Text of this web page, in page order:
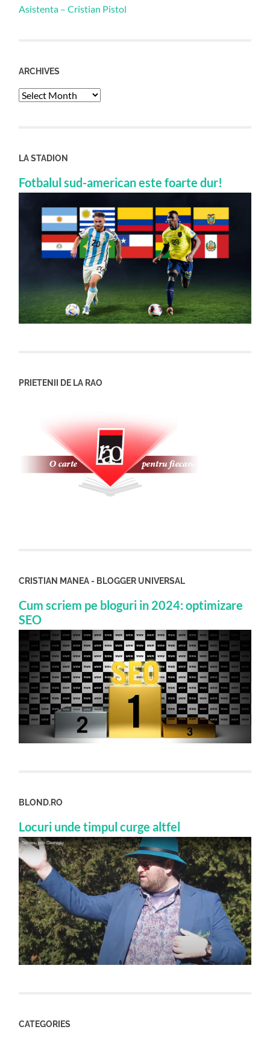
Asistenta – Cristian Pistol
ARCHIVES
Archives
LA STADION
Fotbalul sud-american este foarte dur!
PRIETENII DE LA RAO
CRISTIAN MANEA - BLOGGER UNIVERSAL
Cum scriem pe bloguri in 2024: optimizare
SEO
BLOND.RO
Locuri unde timpul curge altfel
CATEGORIES